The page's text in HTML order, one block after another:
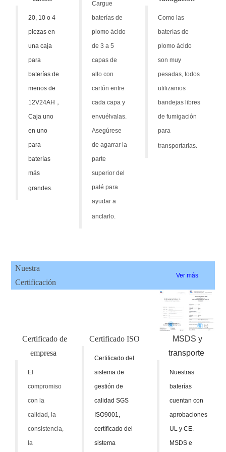
20, 10 o 4
piezas en
una caja
para
baterías de
menos de
12V24AH ，
Caja uno
en uno
para
baterías
más
grandes.
Cargue
baterías de
plomo ácido
de 3 a 5
capas de
alto con
cartón entre
cada capa y
envuélvalas.
Asegúrese
de agarrar la
parte
superior del
palé para
ayudar a
anclarlo.
Como las
baterías de
plomo ácido
son muy
pesadas, todos
utilizamos
bandejas libres
de fumigación
para
transportarlas.
Nuestra
Certificación
Ver más
Certificado de
empresa
El
compromiso
con la
calidad, la
consistencia,
la
Certificado ISO
Certificado del
sistema de
gestión de
calidad SGS
ISO9001,
certificado del
sistema
MSDS y
transporte
Nuestras
baterías
cuentan con
aprobaciones
UL y CE.
MSDS e